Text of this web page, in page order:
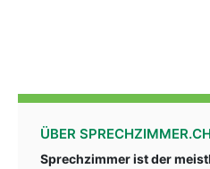
ÜBER SPRECHZIMMER.CH
Sprechzimmer ist der